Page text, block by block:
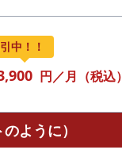
中！！
円／月（税込）
ように）